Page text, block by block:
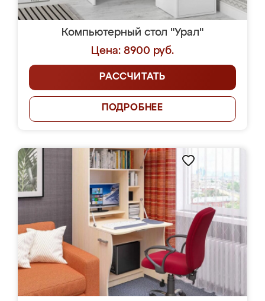
Компьютерный стол "Урал"
Цена: 8900 руб.
РАССЧИТАТЬ
ПОДРОБНЕЕ